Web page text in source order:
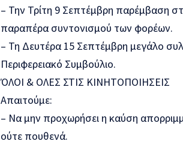
– Την Τρίτη 9 Σεπτέμβρη παρέμβαση
παραπέρα συντονισμού των φορέων.
– Τη Δευτέρα 15 Σεπτέμβρη μεγάλο
Περιφερειακό Συμβούλιο.
ΌΛΟΙ & ΟΛΕΣ ΣΤΙΣ ΚΙΝΗΤΟΠΟΙΗΣΕΙΣ
Απαιτούμε:
– Να μην προχωρήσει η καύση
ούτε πουθενά.